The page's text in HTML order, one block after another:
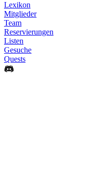
Lexikon
Mitglieder
Team
Reservierungen
Listen
Gesuche
Quests